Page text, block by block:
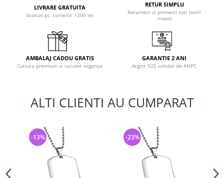
LIVRARE GRATUITA
Gratuit pt. comenzi >200 lei
RETUR SIMPLU
Returnezi si primesti toti banii
inapoi
AMBALAJ CADOU GRATIS
Cutiuta premium si saculet organza
GARANTIE 2 ANI
Argint 925 validat de ANPC
ALTI CLIENTI AU CUMPARAT
-13% -23%